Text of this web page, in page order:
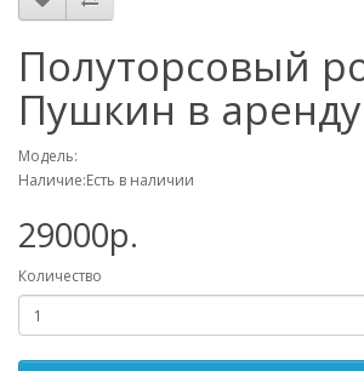
Полуторсовый
Пушкин в аренду
Модель:
Наличие:Есть в наличии
29000р.
Количество